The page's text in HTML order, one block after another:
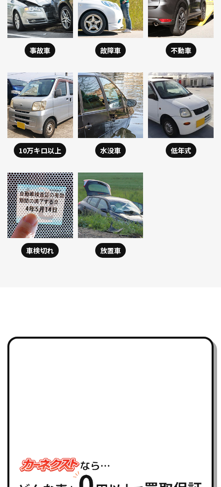
事故車 故障車 不動車
10万キロ以上 水没車 低年式
車検切れ 放置車